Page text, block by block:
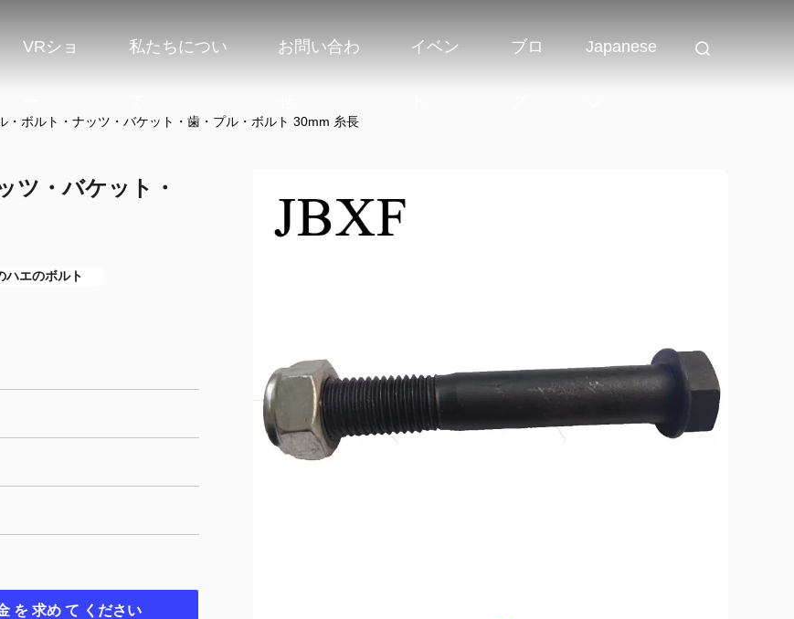
VRショ 私たちについ お問い合わ イベン ブロ Japanese
・ボルト・ナッツ・バケット・歯・プル・ボルト 30mm 糸長
ツ・バケット・
ハエのボルト
を 求め て ください